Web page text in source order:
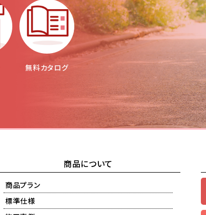
無料カタログ
商品について
商品プラン
標準仕様